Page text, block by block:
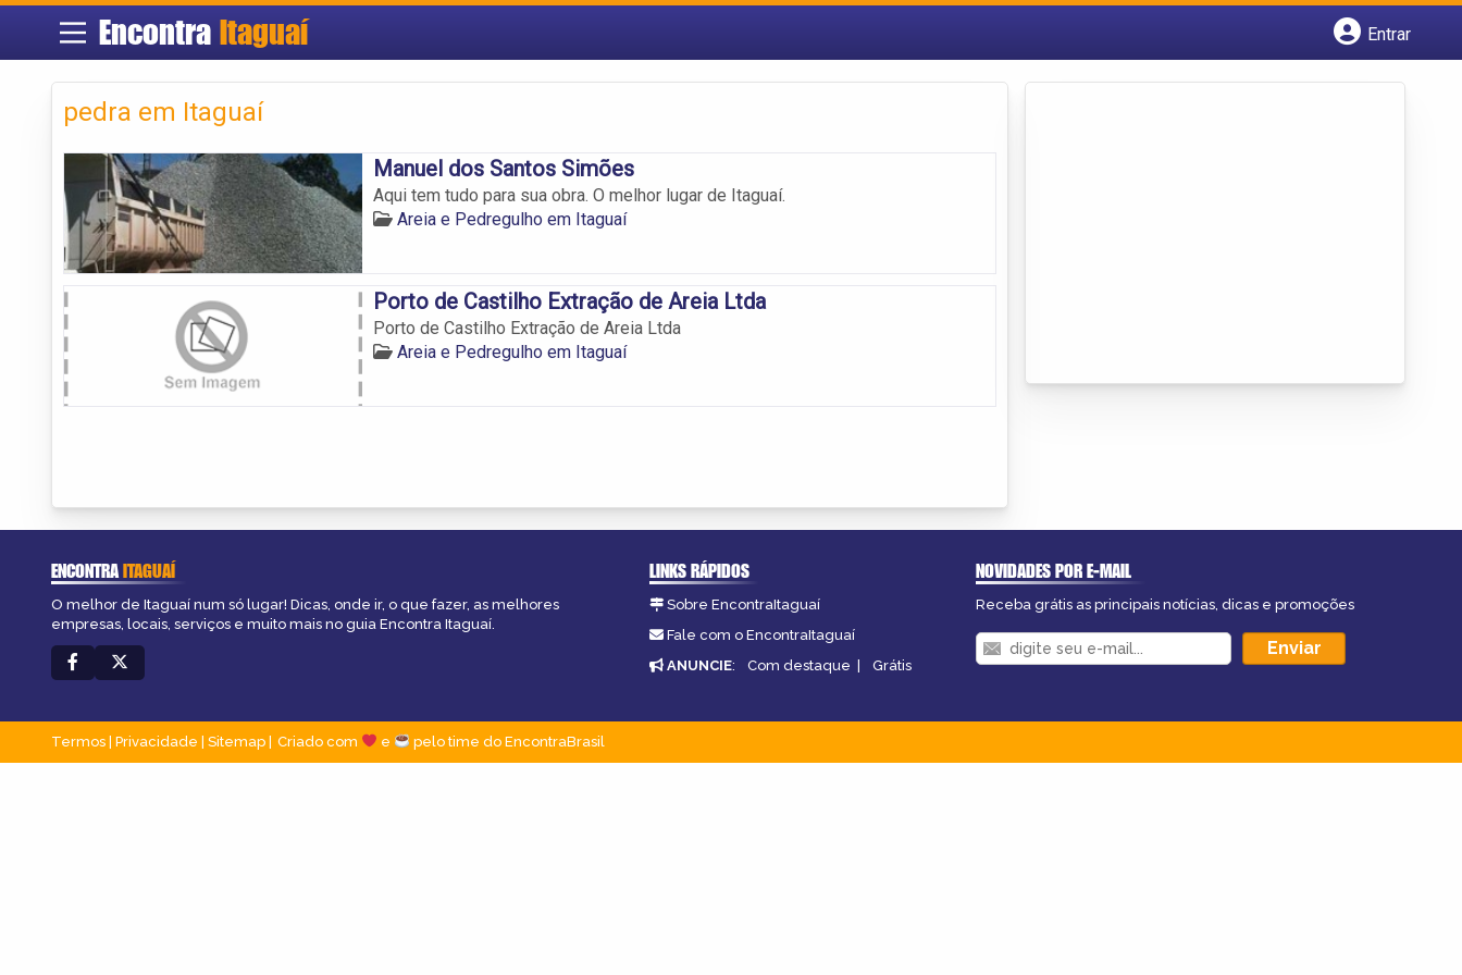
Encontra Itaguaí
Entrar
pedra em Itaguaí
Manuel dos Santos Simões
Aqui tem tudo para sua obra. O melhor lugar de Itaguaí.
Areia e Pedregulho em Itaguaí
Porto de Castilho Extração de Areia Ltda
Porto de Castilho Extração de Areia Ltda
Areia e Pedregulho em Itaguaí
ENCONTRAITAGUAÍ
O melhor de Itaguaí num só lugar! Dicas, onde ir, o que fazer, as melhores
empresas, locais, serviços e muito mais no guia Encontra Itaguaí.
LINKS RÁPIDOS
Sobre EncontraItaguaí
Fale com o EncontraItaguaí
ANUNCIE: Com destaque | Grátis
NOVIDADES POR E-MAIL
Receba grátis as principais notícias, dicas e promoções
Termos Privacidade Sitemap Criado com e pelo time do EncontraBrasil